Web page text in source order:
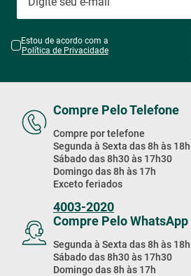
Estou de acordo com a
Política de Privacidade
Compre Pelo Telefone
Compre por telefone
Segunda à Sexta das 8h às 18h
Sábado das 8h30 às 17h30
Domingo das 8h às 17h
Exceto feriados
4003-2020
Compre Pelo WhatsApp
Segunda à Sexta das 8h às 18h
Sábado das 8h30 às 17h30
Domingo das 8h às 17h